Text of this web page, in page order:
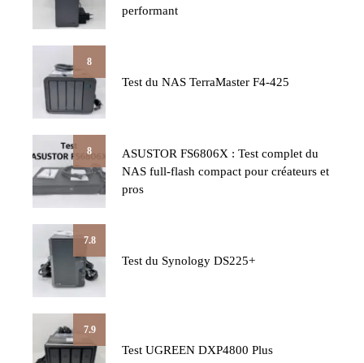
performant
8
Test du NAS TerraMaster F4-425
8
ASUSTOR FS6806X : Test complet du
NAS full-flash compact pour créateurs et
pros
7.8
Test du Synology DS225+
7.9
Test UGREEN DXP4800 Plus